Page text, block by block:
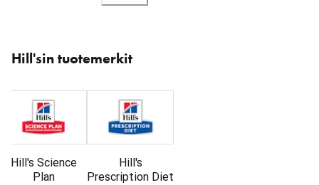
Hill'sin tuotemerkit
karuselli
: Tuotemerkit
Hill's Science
Plan
Hill's
Prescription Diet